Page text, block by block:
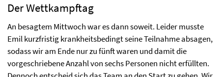
Der Wettkampftag
An besagtem Mittwoch war es dann soweit. Leider musste
Emil kurzfristig krankheitsbedingt seine Teilnahme absagen,
sodass wir am Ende nur zu fünft waren und damit die
vorgeschriebene Anzahl von sechs Personen nicht erfüllten.